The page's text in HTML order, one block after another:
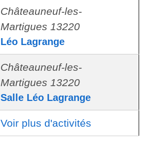
Châteauneuf-les-
Martigues 13220
Léo Lagrange
Châteauneuf-les-
Martigues 13220
Salle Léo Lagrange
Voir plus d'activités